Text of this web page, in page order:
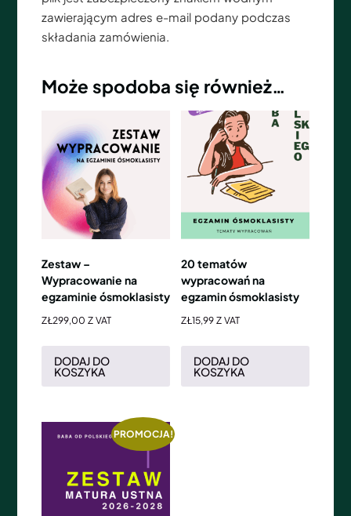
zawierającym adres e-mail podany podczas
składania zamówienia.
Może spodoba się również…
Zestaw –
Wypracowanie na
egzaminie ósmoklasisty
ZŁ299,00 Z VAT
DODAJ DO
KOSZYKA
20 tematów
wypracowań na
egzamin ósmoklasisty
ZŁ15,99 Z VAT
DODAJ DO
KOSZYKA
PROMOCJA!